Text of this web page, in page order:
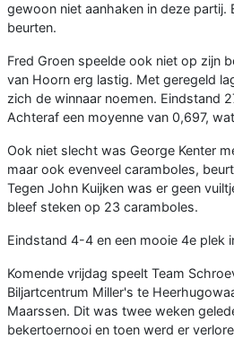
gewoon niet aanhaken in deze
beurten.
Fred Groen speelde ook niet op zijn
van Hoorn erg lastig. Met geregeld
zich de winnaar noemen. Eindstand
Achteraf een moyenne van 0,697,
Ook niet slecht was George Kenter
maar ook evenveel caramboles,
Tegen John Kuijken was er geen
bleef steken op 23 caramboles.
Eindstand 4-4 en een mooie 4e plek
Komende vrijdag speelt Team
Biljartcentrum Miller's te
Maarssen. Dit was twee weken
bekertoernooi en toen werd er